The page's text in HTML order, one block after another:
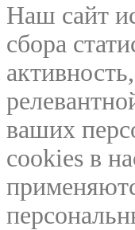
Наш сайт
сбора
ваших
cookies в